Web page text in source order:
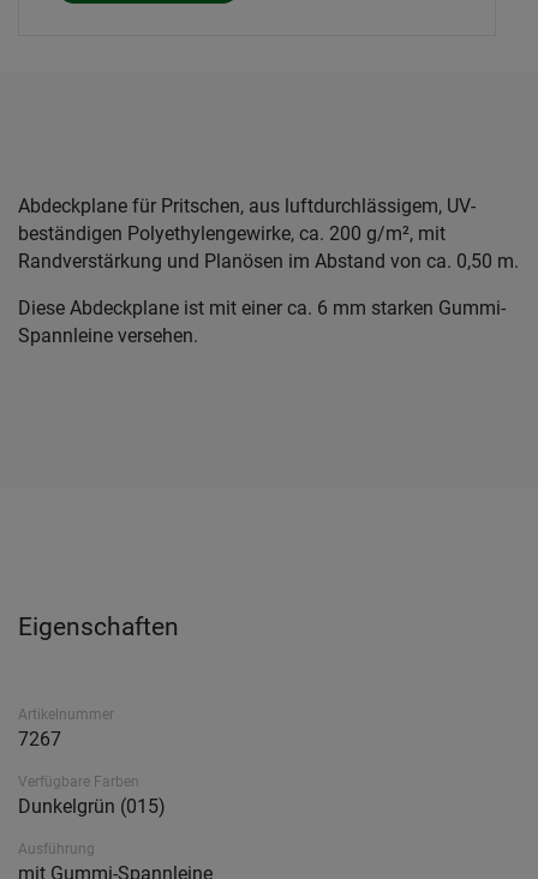
Abdeckplane für Pritschen, aus luftdurchlässigem, UV-
beständigen Polyethylengewirke, ca. 200 g/m², mit
Randverstärkung und Planösen im Abstand von ca. 0,50 m.
Diese Abdeckplane ist mit einer ca. 6 mm starken Gummi-
Spannleine versehen.
Eigenschaften
Artikelnummer
7267
Verfügbare Farben
Dunkelgrün (015)
Ausführung
mit Gummi-Spannleine